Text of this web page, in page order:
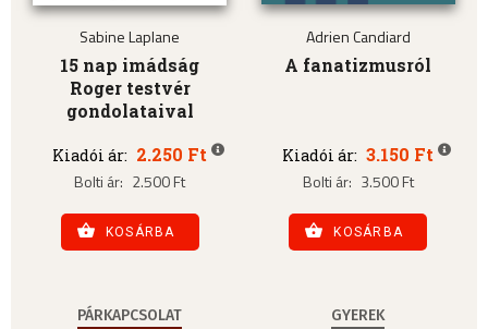
Sabine Laplane
15 nap imádság
Roger testvér
gondolataival
Kiadói ár: 2.250 Ft
Bolti ár: 2.500 Ft
KOSÁRBA
Adrien Candiard
A fanatizmusról
Kiadói ár: 3.150 Ft
Bolti ár: 3.500 Ft
KOSÁRBA
PÁRKAPCSOLAT GYEREK